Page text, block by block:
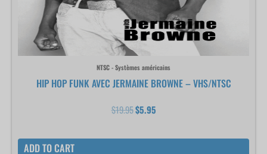
NTSC - Systèmes américains
HIP HOP FUNK AVEC JERMAINE BROWNE – VHS/NTSC
$19.95$5.95
ADD TO CART